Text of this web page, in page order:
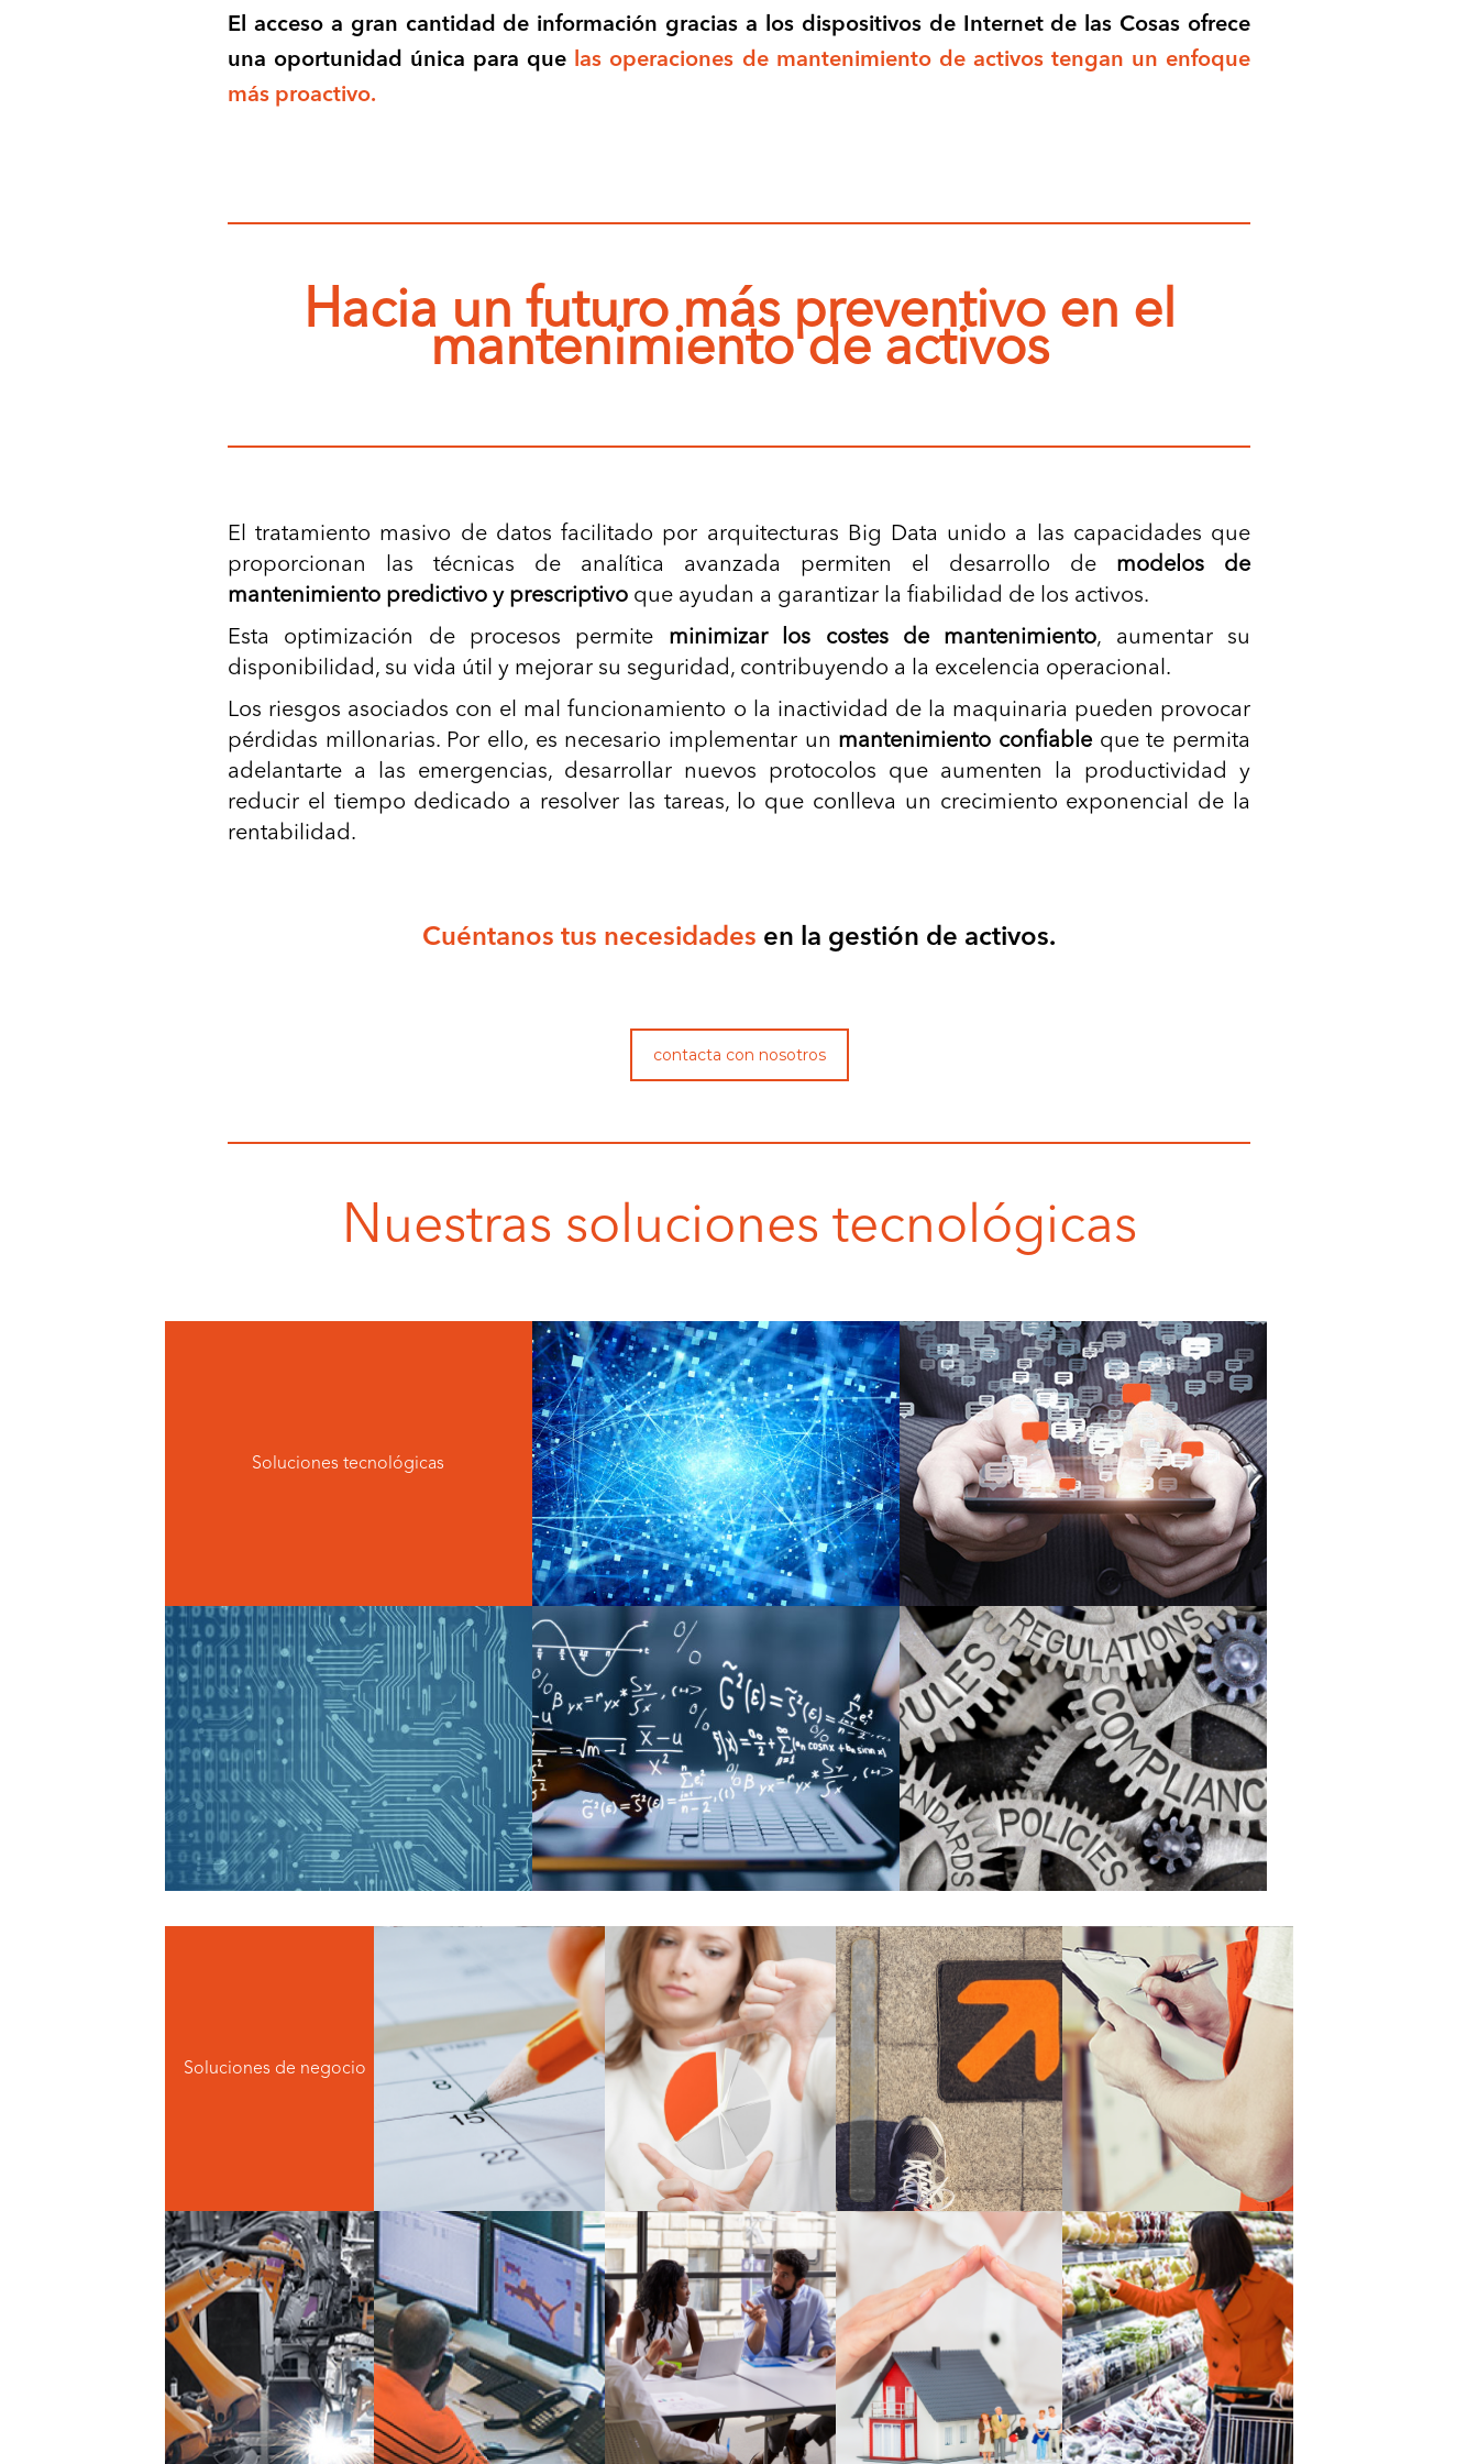
El acceso a gran cantidad de información gracias a los dispositivos de Internet de las Cosas ofrece
una oportunidad única para que las operaciones de mantenimiento de activos tengan un enfoque
más proactivo.
Hacia un futuro más preventivo en el
mantenimiento de activos
El tratamiento masivo de datos facilitado por arquitecturas Big Data unido a las capacidades que
proporcionan las técnicas de analítica avanzada permiten el desarrollo de modelos de
mantenimiento predictivo y prescriptivo que ayudan a garantizar la ﬁabilidad de los activos.
Esta optimización de procesos permite minimizar los costes de mantenimiento, aumentar su
disponibilidad, su vida útil y mejorar su seguridad, contribuyendo a la excelencia operacional.
Los riesgos asociados con el mal funcionamiento o la inactividad de la maquinaria pueden provocar
pérdidas millonarias. Por ello, es necesario implementar un mantenimiento conﬁableque te permita
adelantarte a las emergencias, desarrollar nuevos protocolos que aumenten la productividad y
reducir el tiempo dedicado a resolver las tareas, lo que conlleva un crecimiento exponencial de la
rentabilidad.
Cuéntanos tus necesidades en la gestión de activos.
contacta con nosotros
Nuestras soluciones tecnológicas
Soluciones tecnológicas
ecosistemas big data
ver más
chatbots
ver más
machine learning
ver más
optimización matemática
ver más
sistemas basados en motores de reglas
ver más
Soluciones de negocio
planificación optima
del personal
ver más
workforce analytics
ver más
planiﬁcación de rutas
de distribución
ver más
optimización de la
reposición
planiﬁcación de la
producción
ver más
mantenimiento
predictivo
ver más
planiﬁcador comercial
y marketing
tariﬁcador de
productos
predicción de la
demanda
ver más